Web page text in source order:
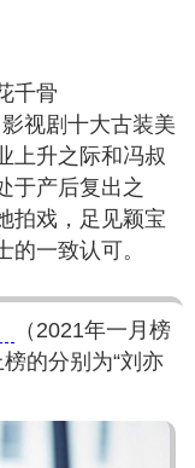
千骨
视剧十大古装美
上升之际和冯叔
于产后复出之
拍戏，足见颖宝
一致认可。
（2021年一月榜
榜的分别为“刘亦